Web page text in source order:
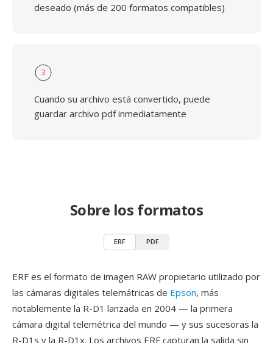
deseado (más de 200 formatos compatibles)
3
Cuando su archivo está convertido, puede
guardar archivo pdf inmediatamente
Sobre los formatos
ERF PDF
ERF es el formato de imagen RAW propietario utilizado por
las cámaras digitales telemátricas de Epson, más
notablemente la R-D1 lanzada en 2004 — la primera
cámara digital telemétrica del mundo — y sus sucesoras la
R-D1s y la R-D1x. Los archivos ERF capturan la salida sin